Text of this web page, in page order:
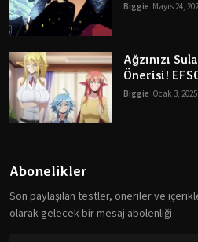
Biggie Mayıs 24,
Ağzınızı
Önerisi!
Biggie Ocak 3, 2025
Abonelikler
Son paylaşılan testler, öneriler ve
olarak gelecek bir mesaj abolenliği